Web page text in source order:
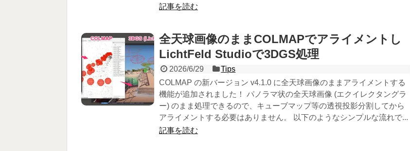
記事を読む
全天球画像のままCOLMAPでアライメントし
LichtFeld Studioで3DGS処理
2026/6/29
Tips
COLMAP の新バージョン v4.1.0 に全天球画像のままアライメントする
機能が追加されました！ パノラマ状の全天球画像 (エクイレクタングラ
ー) のまま処理できるので、キューブマップ等の透視投影分割してから
アライメントする必要はありません。 以下のようなシンプルな流れで...
記事を読む